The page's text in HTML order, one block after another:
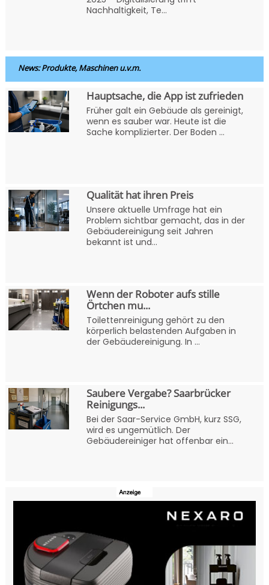
Nachhaltigkeit, Te...
News: Produkte, Maschinen u.v.m.
Hauptsache, die App ist zufrieden
Früher galt ein Gebäude als gereinigt,
wenn es sauber war. Heute ist die
Sache komplizierter. Der Boden ...
Qualität hat ihren Preis
Unsere aktuelle Umfrage hat ein
Problem sichtbar gemacht, das in der
Gebäudereinigung seit Jahren
bekannt ist und...
Wenn der Roboter aufs stille
Örtchen mu...
Toilettenreinigung gehört zu den
körperlich belastenden Aufgaben in
der Gebäudereinigung. In ...
Saubere Vergabe? Saarbrücker
Reinigungs...
Bei der Saar-Service GmbH, kurz SSG,
wird es ungemütlich. Der
Gebäudereiniger hat offenbar ein...